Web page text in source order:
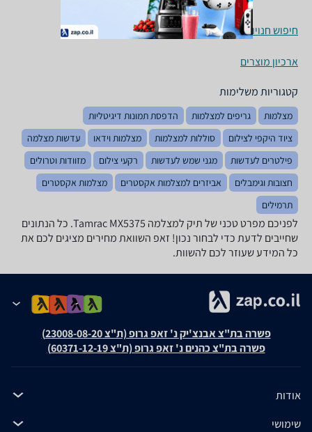
חיפוש חנויות תיקים למצלמות לפי עיר
ארכיון מוצרים
קטגוריות משלימות
מצלמות גריפים למצלמות
הדפסת תמונות דיגיטליות
ציוד היקפי לצילום
סוללות למצלמות מצלמות וידאו
עדשות מצלמה
פילטרים לעדשות
מגני שמש לעדשות רקעי צילום
מזוודות וטרולים
חצובות וגימבלים
אביזרים למצלמות אקסטרים
מצלמות אקסטרים
תרמילים
לפניכם מפרט טכני של תיק למצלמה Tamrac MX5375. כל הנתונים
שחייבים לדעת כדי לבחור נכון! זאפ השוואת מחירים מציגים לכם את
כל המידע שעוזר לכם להשוות.
פשרה בת"צ אבנצ'יק נ' זאפ גרופ (ת"צ 23008-08-20)
פשרה בת"צ כהנים נ' זאפ גרופ (ת"צ 60371-12-19)
אודות
שימושי